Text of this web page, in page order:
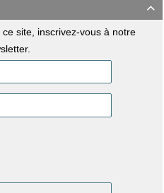

site, inscrivez-vous à notre